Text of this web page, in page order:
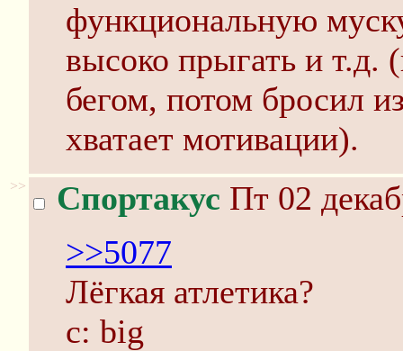
функциональную
высоко прыгать и т.д.
бегом, потом бросил
хватает мотивации).
>> Спортакус Пт 02
>>5077
Лёгкая атлетика?
c: big